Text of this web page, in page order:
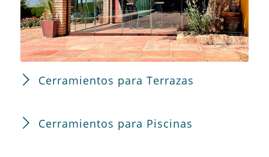
Cerramientos para Terrazas
Cerramientos para Piscinas